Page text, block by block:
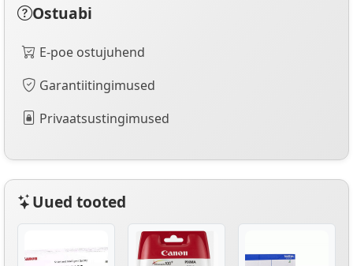
Ostuabi
E-poe ostujuhend
Garantiitingimused
Privaatsustingimused
Uued tooted